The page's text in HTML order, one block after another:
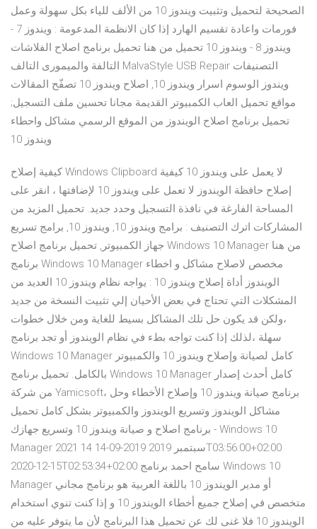
الصحيحة لتحميل وتثبيت ويندوز 10 من الألف للياء بكل سهولة وعمل
فورمات واعادة تقسيم الهارد إذا كان الانظمة المدعومة : ويندوز 7 -
ويندوز 8 - ويندوز 10 تحميل من هنا تحميل برنامج اصلاح الفلاشات
التالفة والميمورى التالف MalvaStyle USB Repair التصنيفات
ويندوز الوسوم اسرار ويندوز 10, اصلاح ويندوز 10 تصفّح المقالات
مواقع تحميل العاب الكمبيوتر القديمة مجانا تحسين ملف التسجيل;
تحميل برنامج اصلاح الويندوز من الموقع الرسمي مشاكل واحطاء
ويندوز 10
كيفية إصلاح Windows Clipboard لا يعمل على ويندوز 10 كيفية
إصلاح حافظة الويندوز لا تعمل على ويندوز 10 لإضافتها ، انقر على
المساحة الفارغة في نافذة التسجيل وحدد جديد. تحميل المزيد من
المشاركات اترك التصنيف : برامج ويندوز 10, ويندوز 10, برامج تسريع
جهاز الكمبيوتر, تحميل برنامج اصلاح Windows 10 Manager من هنا
برنامج Windows 10 Manager مخصص لاصلاح مشاكل و اخطاء
الويندوز أداة إصلاح ويندوز 10 : يواجه نظام ويندوز 10 العديد من
المشكلات التي تحتاج في بعض الأحيان إلي تثبيت النسخة من جديد
،ولكن قد يكون حل تلك المشاكل بسيط للغاية ومن خلال خطوات
سهلة ،لذلك إذا كنت تواجه بطء في نظام الويندوز أو تجد برنامج
Windows 10 Manager كامل لصيانة وإصلاح ويندوز 10 والكمبيوتر
بالكامل. تحميل برنامج Windows 10 Manager كامل أحدث إصدار
من شركة Yamicsoft، برنامج صيانة ويندوز 10 وإصلاح الأخطاء وحل
مشاكل الويندوز وتسريع الويندوز والكمبيوتر بشكل كامل تحميل
برنامج اصلاح و صيانة ويندوز 10 وتسريع جهازك - Windows 10
Manager 2021 14 سبتمبر 2019 2019-09-14T03:56:00+02:00
2020-12-15T02:53:34+02:00 سامح احمد برنامج Windows 10
Manager أو مدير الويندوز 10 باللغة العربية هو برنامج مجاني
متخصص في إصلاح جميع أخطاء الويندوز 10 و إذا كنت تنوي استخدام
الويندوز 10 فلا غنى لك عن تحميل هذا البرنامج لأن ما يتوفر عليه من